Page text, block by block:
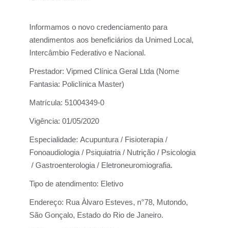
Informamos o novo credenciamento para
atendimentos aos beneficiários da Unimed Local,
Intercâmbio Federativo e Nacional.
Prestador: Vipmed Clínica Geral Ltda (Nome
Fantasia: Policlínica Master)
Matrícula: 51004349-0
Vigência: 01/05/2020
Especialidade: Acupuntura / Fisioterapia /
Fonoaudiologia / Psiquiatria / Nutrição / Psicologia
/ Gastroenterologia / Eletroneuromiografia.
Tipo de atendimento: Eletivo
Endereço: Rua Àlvaro Esteves, n°78, Mutondo,
São Gonçalo, Estado do Rio de Janeiro.